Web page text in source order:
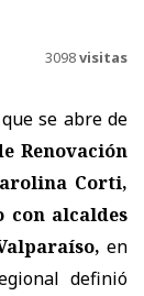
3098visitas
se abre de
Renovación
Corti,
con alcaldes
en
definió